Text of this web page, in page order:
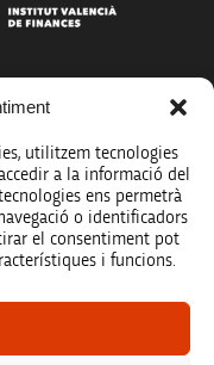
utilitzem tecnologies
a la informació del
ens permetrà
o identificadors
el consentiment pot
i funcions.